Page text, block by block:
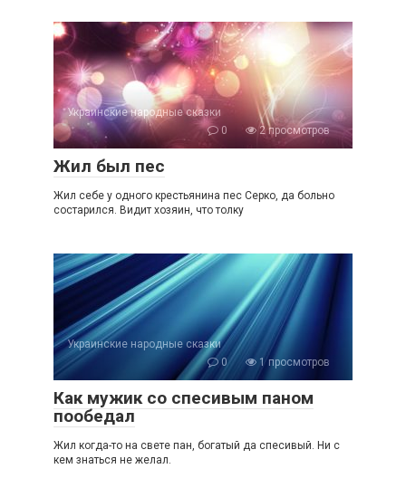
Украинские народные сказки
0
2 просмотров
Жил был пес
Жил себе у одного крестьянина пес Серко, да больно
состарился. Видит хозяин, что толку
Украинские народные сказки
0
1 просмотров
Как мужик со спесивым паном
пообедал
Жил когда-то нa свете пан, богатый да спесивый. Ни с
кем знaться не желал.